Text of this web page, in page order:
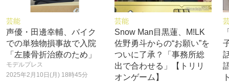
芸能
声優・田邊幸輔、バイク
での単独物損事故で入院
「左膝骨折治療のため」
モデルプレス
2025年2月10日(月) 18時45分
芸能
Snow Man目黒蓮、M!LK
佐野勇斗からの“お願い”を
ついに了承？「事務所総
出で合わせる」【トリリ
オンゲーム】